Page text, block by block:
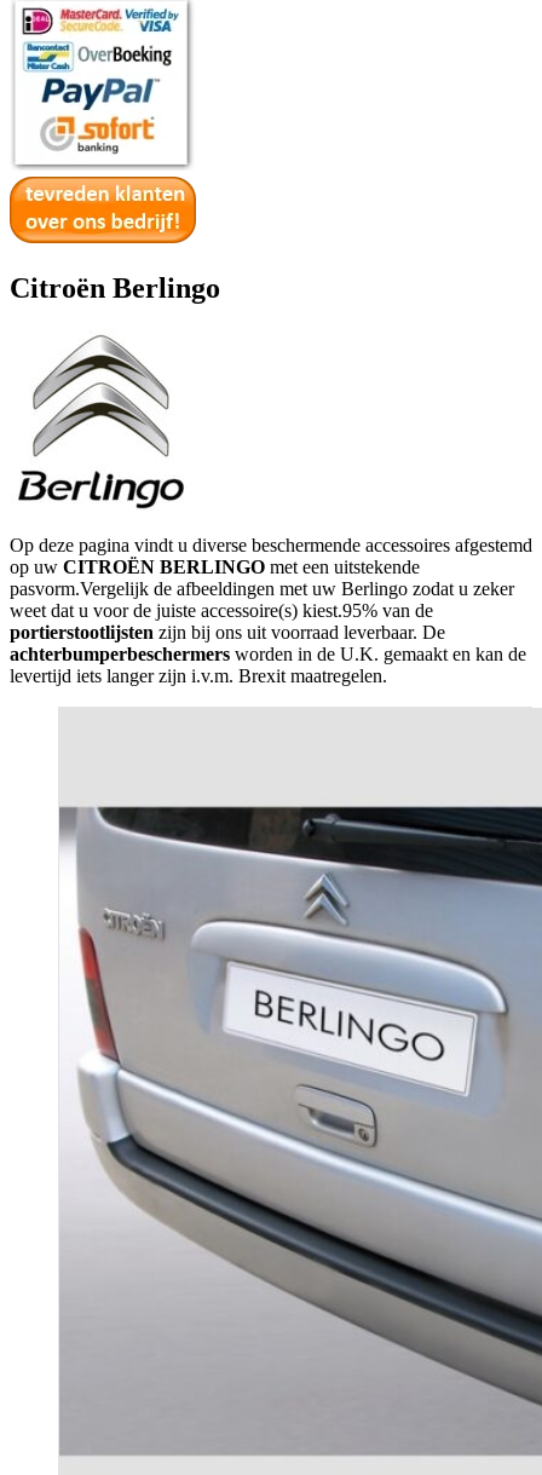
Citroën Berlingo
Op deze pagina vindt u diverse beschermende accessoires afgestemd
op uw CITROËN BERLINGO met een uitstekende
pasvorm.Vergelijk de afbeeldingen met uw Berlingo zodat u zeker
weet dat u voor de juiste accessoire(s) kiest.95% van de
portierstootlijsten zijn bij ons uit voorraad leverbaar. De
achterbumperbeschermers worden in de U.K. gemaakt en kan de
levertijd iets langer zijn i.v.m. Brexit maatregelen.